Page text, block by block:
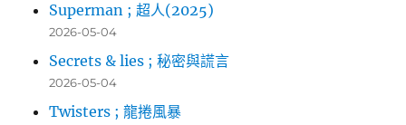
Superman ; 超人(2025)
2026-05-04
Secrets & lies ; 秘密與謊言
2026-05-04
Twisters ; 龍捲風暴